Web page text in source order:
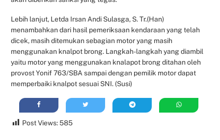
Lebih lanjut, Letda Irsan Andi Sulasga, S. Tr.(Han)
menambahkan dari hasil pemeriksaan kendaraan yang telah
dicek, masih ditemukan sebagian motor yang masih
menggunakan knalpot brong. Langkah-langkah yang diambil
yaitu motor yang menggunakan knalapot brong ditahan oleh
provost Yonif 763/SBA sampai dengan pemilik motor dapat
memperbaiki knalpot sesuai SNI. (Susi)
Post Views: 585